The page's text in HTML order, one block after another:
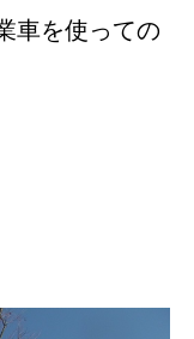
車を使っての